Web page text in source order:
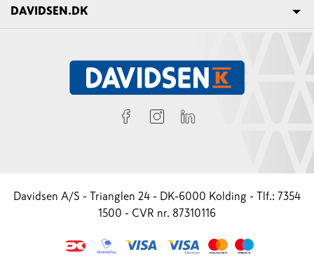
DAVIDSEN.DK
Davidsen A/S - Trianglen 24 - DK-6000 Kolding - Tlf.: 7354
1500 - CVR nr. 87310116